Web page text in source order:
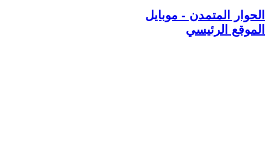
الحوار المتمدن - موبايل
الموقع الرئيسي